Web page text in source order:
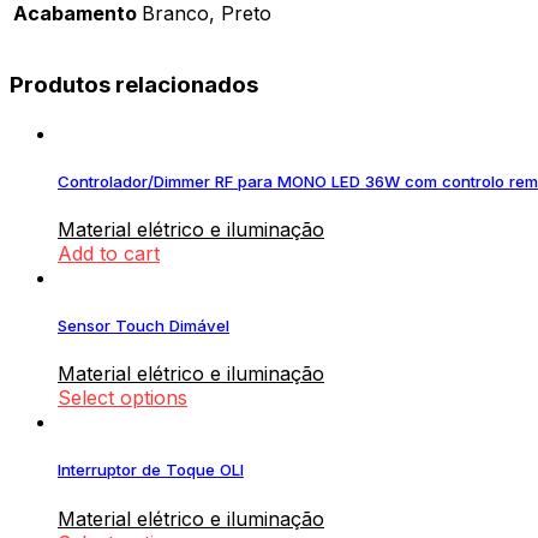
Acabamento Branco, Preto
Produtos relacionados
Controlador/Dimmer RF para MONO LED 36W com controlo
Material elétrico e iluminação
Add to cart
Sensor Touch Dimável
Material elétrico e iluminação
Select options
Interruptor de Toque OLI
Material elétrico e iluminação